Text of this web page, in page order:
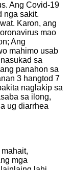
Ang Covid-19
nga sakit.
Karon, ang
mao
Ang
mahimo usab
sa
panahon sa
3 hangtod 7
naglakip sa
sa ilong,
ug diarrhea
mga